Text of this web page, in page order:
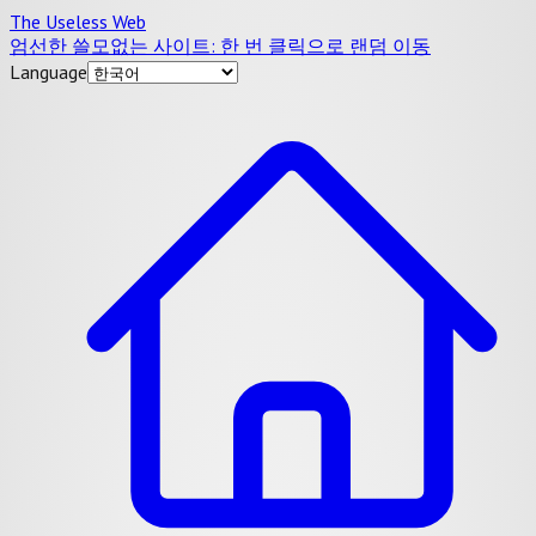
The Useless Web
엄선한 쓸모없는 사이트: 한 번 클릭으로 랜덤 이동
Language